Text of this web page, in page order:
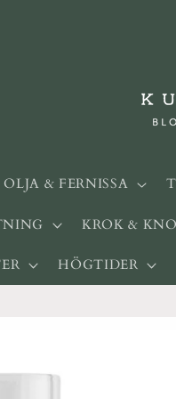
& FERNISSA
KROK &
HÖGTIDER